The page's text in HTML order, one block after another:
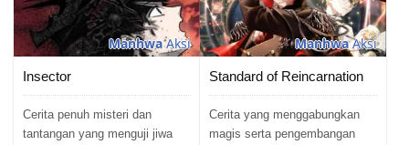
ManhwaAksi
Insector
Cerita penuh misteri dan
tantangan yang menguji jiwa
ManhwaAksi
Standard of Reincarnation
Cerita yang menggabungkan
magis serta pengembangan